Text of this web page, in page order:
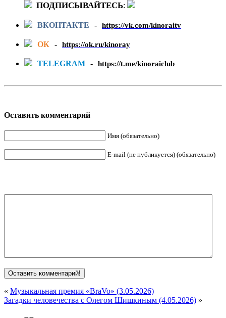
ПОДПИСЫВАЙТЕСЬ:
ВКОНТАКТЕ - https://vk.com/kinoraitv
ОК - https://ok.ru/kinoray
TELEGRAM - https://t.me/kinoraiclub
Оставить комментарий
Имя (обязательно)
E-mail (не публикуется) (обязательно)
« Музыкальная премия «BraVo» (3.05.2026)
Загадки человечества с Олегом Шишкиным (4.05.2026) »